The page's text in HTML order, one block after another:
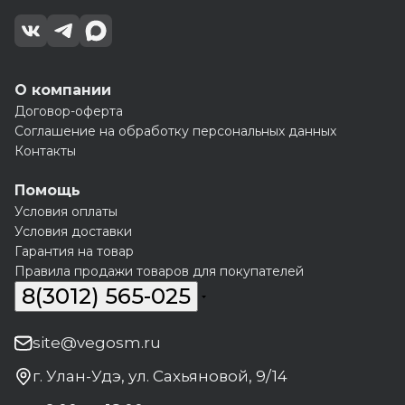
О компании
Договор-оферта
Соглашение на обработку персональных данных
Контакты
Помощь
Условия оплаты
Условия доставки
Гарантия на товар
Правила продажи товаров для покупателей
8(3012) 565-025
site@vegosm.ru
г. Улан-Удэ, ул. Сахьяновой, 9/14